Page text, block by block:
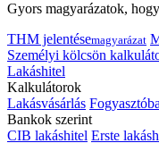
Gyors magyarázatok,
THM jelentésemagyarázat
Személyi kölcsön
Lakáshitel
Kalkulátorok
Lakásvásárlás
Bankok szerint
CIB lakáshitel Erste